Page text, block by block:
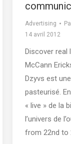
Advertising
14 avril 2012
Discover real
McCann
Dzyvs est
pasteurisé.
« live » de la
l’univers de
from 22nd to